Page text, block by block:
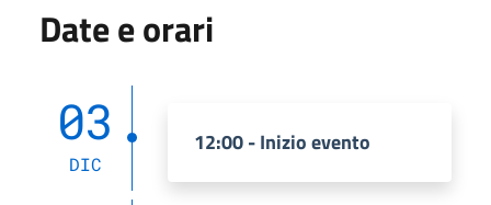
Date e orari
03
DIC
12:00 - Inizio evento